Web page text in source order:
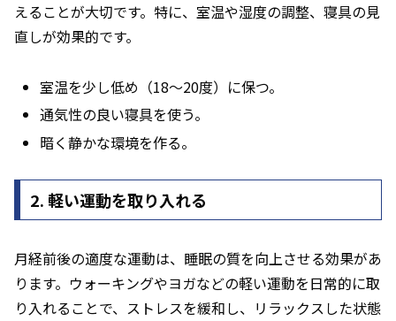
えることが大切です。特に、室温や湿度の調整、寝具の見
直しが効果的です。
室温を少し低め（18〜20度）に保つ。
通気性の良い寝具を使う。
暗く静かな環境を作る。
2. 軽い運動を取り入れる
月経前後の適度な運動は、睡眠の質を向上させる効果があ
ります。ウォーキングやヨガなどの軽い運動を日常的に取
り入れることで、ストレスを緩和し、リラックスした状態